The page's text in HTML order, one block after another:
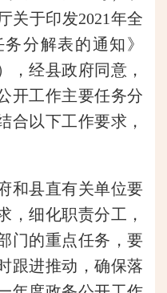
关于印发2021年全
分解表的通知》
，经县政府同意，
开工作主要任务分
合以下工作要求，
县直有关单位要
，细化职责分工，
门的重点任务，要
跟进推动，确保落